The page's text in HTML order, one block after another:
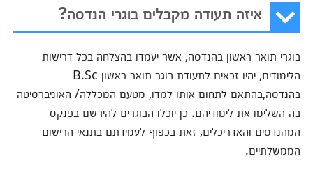
איזה תעודה מקבלים בוגרי הנדסה?
בוגרי תואר ראשון בהנדסה, אשר יעמדו בהצלחה בכל דרישות
הלימודים, יהיו זכאים לתעודת בוגר תואר ראשון B.Sc
בהנדסה,בהתאם לתחום אותו למדו, מטעם המכללה/ האוניברסיטה
בה השלימו את לימודיהם. כן יוכלו הבוגרים להירשם בפנקס
המהנדסים והאדריכלים, זאת בכפוף לעמידתם בתנאי הרישום
הממשלתיים.